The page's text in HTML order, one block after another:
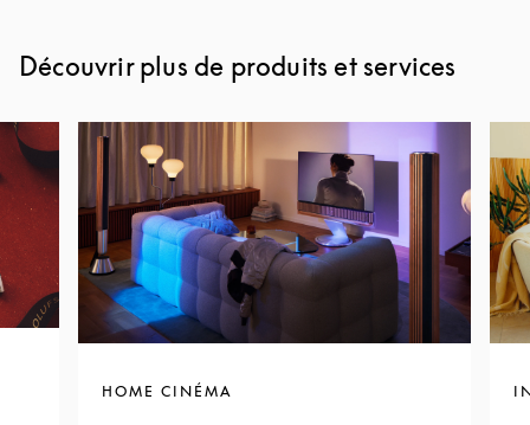
Découvrir plus de produits et services
HOME CINÉMA